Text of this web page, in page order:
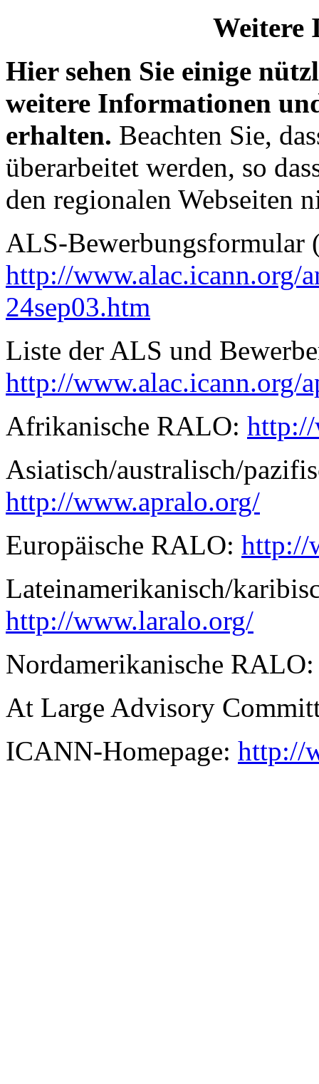
Weitere
Hier sehen Sie einige
weitere Informationen
erhalten. Beachten Sie,
überarbeitet werden, so
den regionalen Webseiten
ALS-Bewerbungsformular
http://www.alac.icann.org/
24sep03.htm
Liste der ALS und
http://www.alac.icann.org/
Afrikanische RALO:
Asiatisch/australisch/
http://www.apralo.org/
Europäische RALO: http://
Lateinamerikanisch/
http://www.laralo.org/
Nordamerikanische
At Large Advisory
ICANN-Homepage: http://